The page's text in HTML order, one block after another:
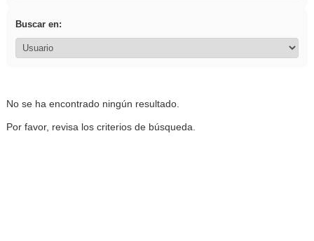
Buscar en:
No se ha encontrado ningún resultado.
Por favor, revisa los criterios de búsqueda.